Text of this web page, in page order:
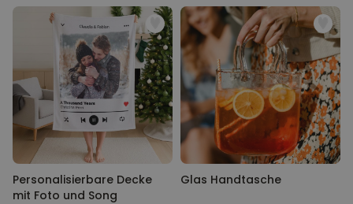
Personalisierbare Decke
mit Foto und Song
Glas Handtasche
PERFORMANCE
MARKETING SONSTIGE